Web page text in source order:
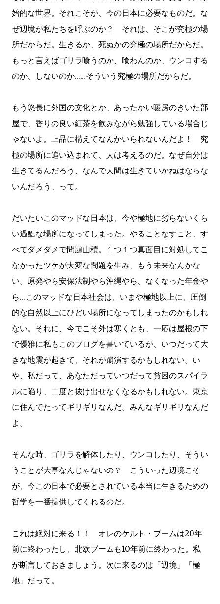
始的な世界。それこそが、今の日本に必要なものだ。な
ぜ辺境が私たちを呼ぶのか？ それは、そこが究極の場
所だからだ。生きるか、死ぬかの究極の場所だからだ。
もっと言えばゴリラ喰うのか、喰わんのか、ウンコする
のか、しないのか……そういう究極の場所だからだ。
もう悠長に外国の文化とか、あったかい暖房のきいた部
屋で、香りの良い紅茶を飲みながら勉強している場合じ
ゃないよ。上品に構えてなんかいられないんだよ！ 究
極の場所に追い込まれて、人は考えるのだ。なぜ自分は
生きてるんだろう、なんで人間は生きていかねばならな
いんだろう、って。
だいたいこのマッドな日本は、今や極地に劣らないくら
い過酷な場所になってしまった。やることなすこと、す
べてダメダメで問題山積。１つ１つ真面目に対処してこ
なかったツケが大変な問題を生み、もう未来なんかな
い。原発やら安保法制やら沖縄やら、なくなった年金や
ら…このマッドな日本社会は、いまや極地以上に、圧倒
的な自然以上にひどい場所になってしまったのかもしれ
ない。それに、今でこそ外は寒くとも、一応は屋根の下
で優雅に私もこのブログを書いているが、いつだって大
きな地震が起きて、それが崩潰するかもしれない。い
や、私だって、あなただっていつだって貧困のスパイラ
ルに陥り、二度と抜け出せなくなるかもしれない。東京
に住んでたってギリギリなんだ。みんなギリギリなんだ
よ。
そんな時、ゴリラを解体したり、ウンコしたり、そうい
うことが大事なんじゃないの？ こういった辺境こそ
が、今この日本で必要とされている本当に生きるための
哲学を一番提供してくれるのだ。
これは絶対に来る！！ オレのケルト・ブームは20年
前に終わったし、北欧ブームも10年前に終わった。私
が断言しておきましょう。次に来るのは「辺境」「極
地」だって。